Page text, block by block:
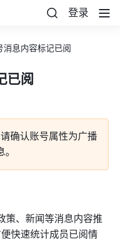
登录
消息内容标记已阅
已阅
确认账号属性为广播
策、新闻等消息内容推
快速统计成员已阅情